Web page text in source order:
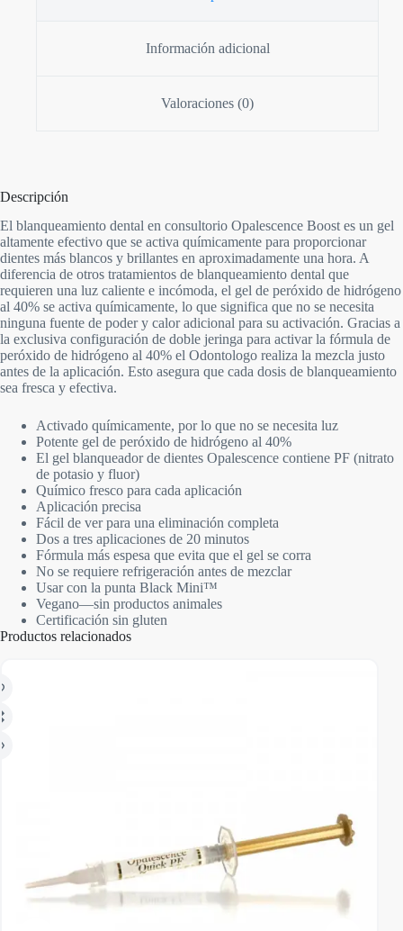
Información adicional
Valoraciones (0)
Descripción
El blanqueamiento dental en consultorio Opalescence Boost es un gel
altamente efectivo que se activa químicamente para proporcionar
dientes más blancos y brillantes en aproximadamente una hora. A
diferencia de otros tratamientos de blanqueamiento dental que
requieren una luz caliente e incómoda, el gel de peróxido de hidrógeno
al 40% se activa químicamente, lo que significa que no se necesita
ninguna fuente de poder y calor adicional para su activación. Gracias a
la exclusiva configuración de doble jeringa para activar la fórmula de
peróxido de hidrógeno al 40% el Odontologo realiza la mezcla justo
antes de la aplicación. Esto asegura que cada dosis de blanqueamiento
sea fresca y efectiva.
Activado químicamente, por lo que no se necesita luz
Potente gel de peróxido de hidrógeno al 40%
El gel blanqueador de dientes Opalescence contiene PF (nitrato
de potasio y fluor)
Químico fresco para cada aplicación
Aplicación precisa
Fácil de ver para una eliminación completa
Dos a tres aplicaciones de 20 minutos
Fórmula más espesa que evita que el gel se corra
No se requiere refrigeración antes de mezclar
Usar con la punta Black Mini™
Vegano—sin productos animales
Certificación sin gluten
Productos relacionados